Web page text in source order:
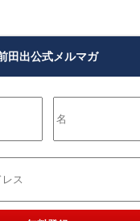
田出公式メルマガ